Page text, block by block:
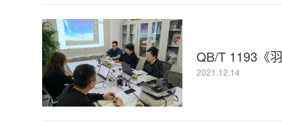
QB/T 1193《
2021.12.14